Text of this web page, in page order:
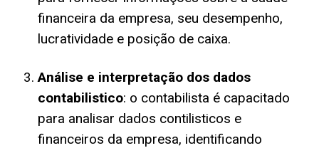
financeira da empresa, seu desempenho,
lucratividade e posição de caixa.
Análise e interpretação dos dados
contabilistico: o contabilista é capacitado
para analisar dados contilisticos e
financeiros da empresa, identificando